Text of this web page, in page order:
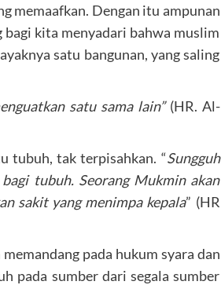
memaafkan. Dengan itu ampunan
kita menyadari bahwa muslim
satu bangunan, yang saling
satu sama lain”(HR. Al-
tubuh, tak terpisahkan. “Sungguh
tubuh. Seorang Mukmin akan
sakit yang menimpa kepala” (HR
pada hukum syara dan
pada sumber dari segala sumber